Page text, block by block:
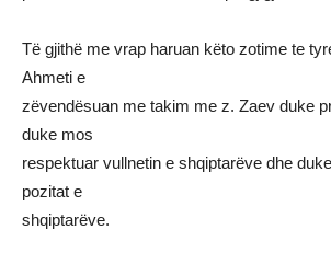
Të gjithë me vrap haruan këto zotime te
Ahmeti e
zëvendësuan me takim me z. Zaev duke
duke mos
respektuar vullnetin e shqiptarëve dhe
pozitat e
shqiptarëve.